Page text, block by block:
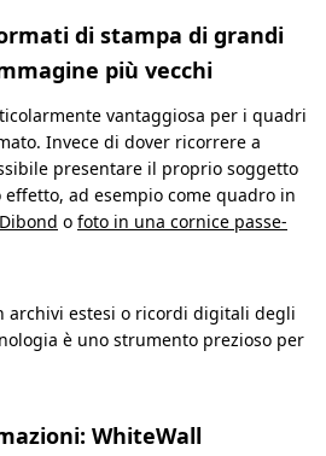
di stampa di grandi
più vecchi
vantaggiosa per i quadri
Invece di dover ricorrere a
presentare il proprio soggetto
ad esempio come quadro in
o foto in una cornice passe-
archivi estesi o ricordi digitali degli
è uno strumento prezioso per
WhiteWall